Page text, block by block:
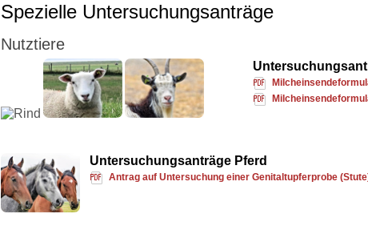
Spezielle Untersuchungsanträge
Nutztiere
Untersuchungsanträge Pferd
Antrag auf Untersuchung einer Genitaltupferprobe